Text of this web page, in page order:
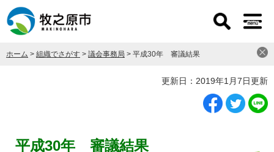
ー
先
ニ
をホーム > 組織でさがす > 議会事務局 > 平成30年 審議結果
更新日：2019年1月7日更新
平成30年 審議結果